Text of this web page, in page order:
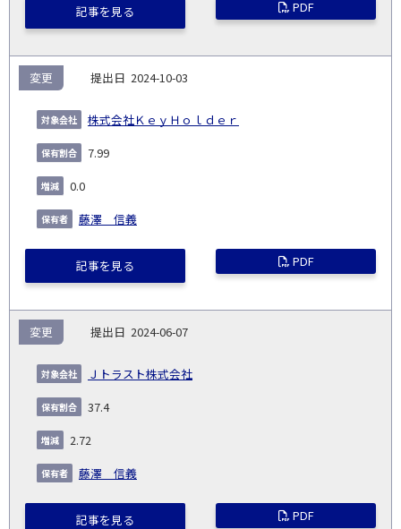
記事を見る PDF
2024-10-03
株式会社ＫｅｙＨｏｌｄｅｒ
変更
7.99
0.0
藤澤 信義
記事を見る PDF
2024-06-07
Ｊトラスト株式会社
変更
37.4
2.72
藤澤 信義
記事を見る PDF